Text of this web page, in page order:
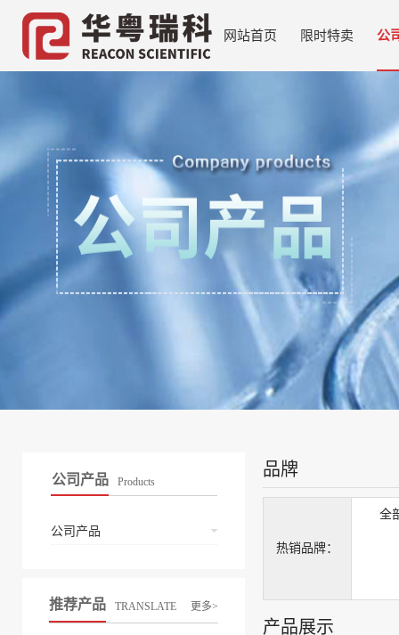
网站首页 限时特卖 公
公司产品 Products
公司产品
推荐产品 TRANSLATE 更多>
品牌
热销品牌：
全
产品展示